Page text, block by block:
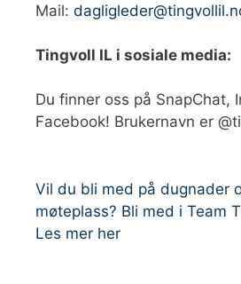
Mail:
Tingvoll IL i sosiale media:
Du finner oss på SnapChat,
Facebook! Brukernavn er
Vil du bli med på dugnader
møteplass? Bli med i Team
Les mer her